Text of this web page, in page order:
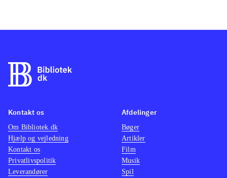
Kontakt os
Om Bibliotek.dk
Hjælp og vejledning
Kontakt os
Privatlivspolitik
Leverandører
Afdelinger
Bøger
Artikler
Film
Musik
Spil